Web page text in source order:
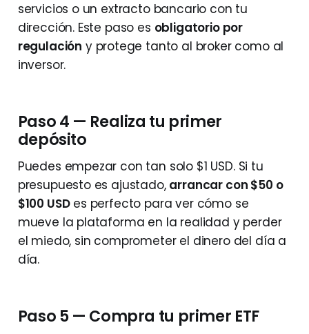
servicios o un extracto bancario con tu
dirección. Este paso es obligatorio por
regulación y protege tanto al broker como al
inversor.
Paso 4 — Realiza tu primer
depósito
Puedes empezar con tan solo $1 USD. Si tu
presupuesto es ajustado, arrancar con $50 o
$100 USDes perfecto para ver cómo se
mueve la plataforma en la realidad y perder
el miedo, sin comprometer el dinero del día a
día.
Paso 5 — Compra tu primer ETF